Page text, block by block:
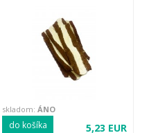
skladom: ÁNO
5,23 EUR
do košíka